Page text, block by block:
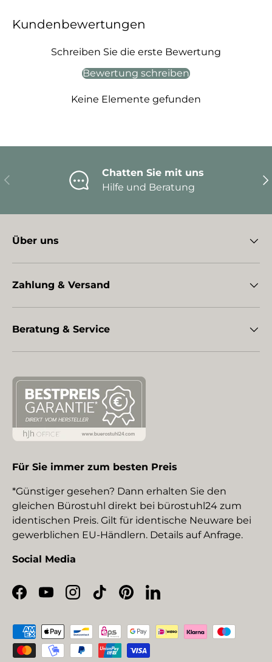
Kundenbewertungen
Schreiben Sie die erste Bewertung
Bewertung schreiben
Keine Elemente gefunden
Vorherige
Chatten Sie mit uns
Hilfe und Beratung
Über uns
Zahlung & Versand
Beratung & Service
Für Sie immer zum besten Preis
*Günstiger gesehen? Dann erhalten Sie den
gleichen Bürostuhl direkt bei bürostuhl24 zum
identischen Preis. Gilt für identische Neuware bei
gewerblichen EU-Händlern. Details auf Anfrage.
Social Media
Facebook
YouTubeInstagram
TikTokPinterestLinkedIn
Zahlungsmethoden